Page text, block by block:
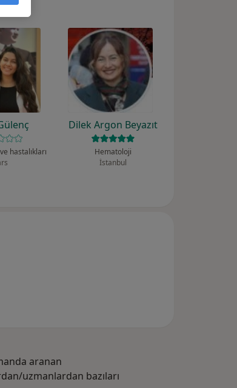
hastalıkları
Dilek Argon Beyazıt
Hematoloji
İstanbul
aranan
uzmanlardan bazıları